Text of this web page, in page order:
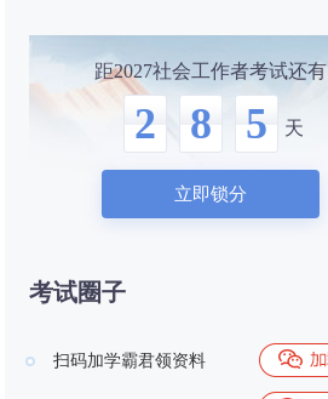
距2027社会工作者考试还有
2 8 5 天
立即锁分
考试圈子
扫码加学霸君领资料